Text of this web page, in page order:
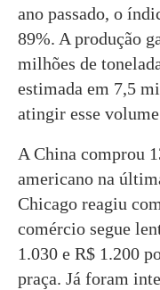
ano passado, o
89%. A produção
milhões de
estimada em 7,5
atingir esse
A China comprou
americano na
Chicago reagiu
comércio segue
1.030 e R$ 1.200
praça. Já foram